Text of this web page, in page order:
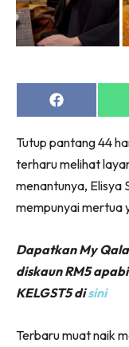
Share
on
Tutup pantang 44
terharu melihat
menantunya, Elisya
mempunyai mertua
Dapatkan My
diskaun RM5
KELGST5 disini
Terbaru muat naik